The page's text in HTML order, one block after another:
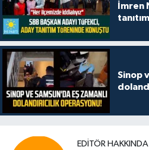
İmren
Sinop
EDITÖR HAKKINDA